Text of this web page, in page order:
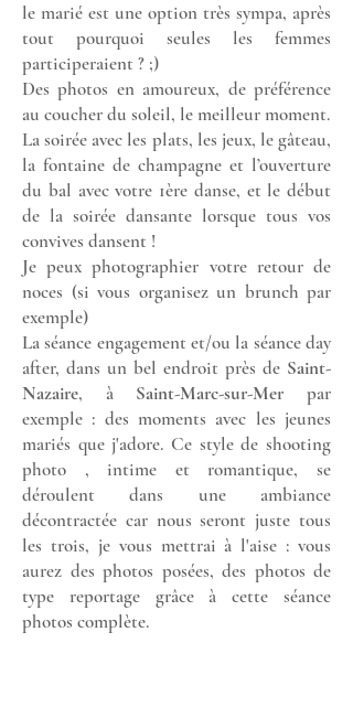
le marié est une option très sympa, après
tout pourquoi seules les femmes
participeraient ? ;)
Des photos en amoureux, de préférence
au coucher du soleil, le meilleur moment.
La soirée avec les plats, les jeux, le gâteau,
la fontaine de champagne et l’ouverture
du bal avec votre 1ère danse, et le début
de la soirée dansante lorsque tous vos
convives dansent !
Je peux photographier votre retour de
noces (si vous organisez un brunch par
exemple)
La séance engagement et/ou la séance day
after, dans un bel endroit près de Saint-
Nazaire, à Saint-Marc-sur-Mer par
exemple : des moments avec les jeunes
mariés que j'adore. Ce style de shooting
photo , intime et romantique, se
déroulent dans une ambiance
décontractée car nous seront juste tous
les trois, je vous mettrai à l'aise : vous
aurez des photos posées, des photos de
type reportage grâce à cette séance
photos complète.